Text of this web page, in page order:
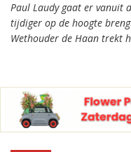
Paul Laudy gaat er vanuit
tijdiger op de hoogte
Wethouder de Haan trekt